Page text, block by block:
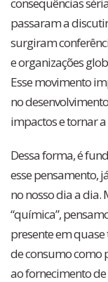
passaram a
surgiram
e organizações
Esse movimento
no
impactos e tornar
Dessa forma, é
esse pensamento,
no nosso dia a dia.
“química”,
presente em
de consumo como
ao fornecimento